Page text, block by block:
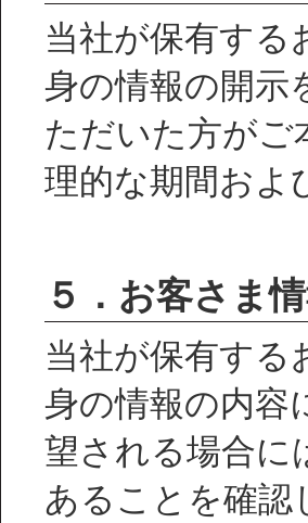
当社が保有する
身の情報の開示
ただいた方がご
理的な期間およ
５．お客さま
当社が保有する
身の情報の内容
望される場合に
あることを確認